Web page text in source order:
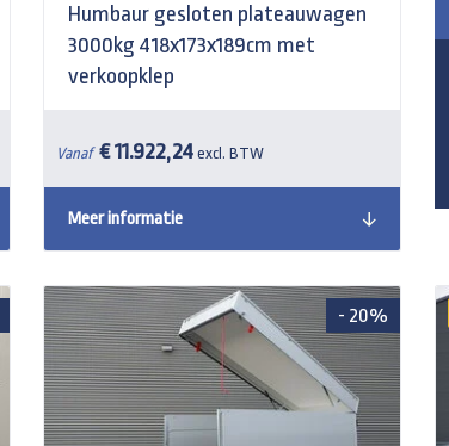
Humbaur gesloten plateauwagen
3000kg 418x173x189cm met
verkoopklep
Vanaf € 11.922,24 excl. BTW
Meer informatie
- 20%